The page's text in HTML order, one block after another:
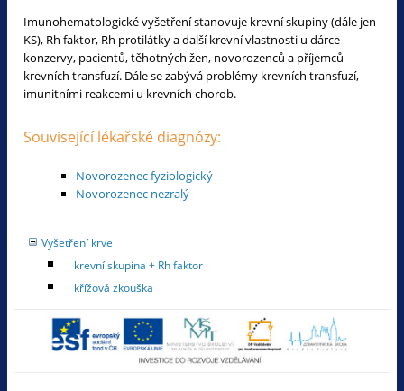
Imunohematologické vyšetření stanovuje krevní skupiny (dále jen
KS), Rh faktor, Rh protilátky a další krevní vlastnosti u dárce
konzervy, pacientů, těhotných žen, novorozenců a příjemců
krevních transfuzí. Dále se zabývá problémy krevních transfuzí,
imunitními reakcemi u krevních chorob.
Související lékařské diagnózy:
Novorozenec fyziologický
Novorozenec nezralý
Vyšetření krve
krevní skupina + Rh faktor
křížová zkouška